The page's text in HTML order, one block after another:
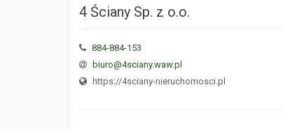
4 Ściany Sp. z o.o.
884-884-153
biuro@4sciany.waw.pl
https://4sciany-nieruchomosci.pl